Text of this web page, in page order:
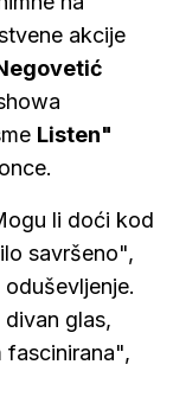
akcije
Listen"
li doći kod
savršeno",
glas,
fascinirana",